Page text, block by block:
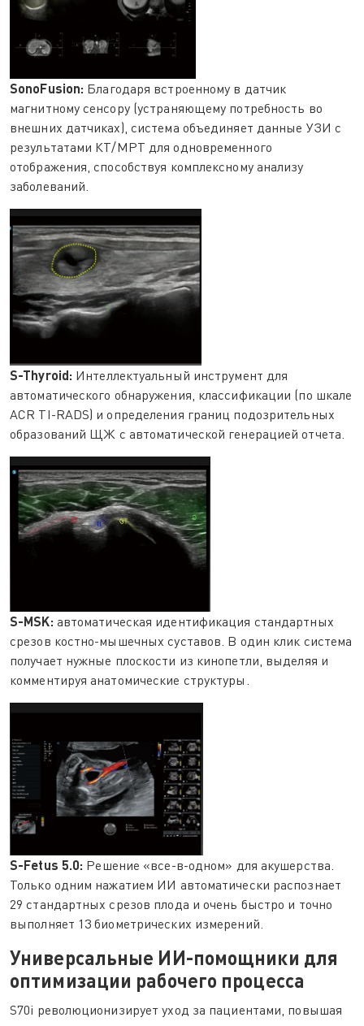
SonoFusion: Благодаря встроенному в датчик
магнитному сенсору (устраняющему потребность во
внешних датчиках), система объединяет данные УЗИ с
результатами КТ/МРТ для одновременного
отображения, способствуя комплексному анализу
заболеваний.
S-Thyroid: Интеллектуальный инструмент для
автоматического обнаружения, классификации (по шкале
ACR TI-RADS) и определения границ подозрительных
образований ЩЖ с автоматической генерацией отчета.
S-MSK: автоматическая идентификация стандартных
срезов костно-мышечных суставов. В один клик система
получает нужные плоскости из кинопетли, выделяя и
комментируя анатомические структуры.
S-Fetus 5.0: Решение «все-в-одном» для акушерства.
Только одним нажатием ИИ автоматически распознает
29 стандартных срезов плода и очень быстро и точно
выполняет 13 биометрических измерений.
Универсальные ИИ-помощники для
оптимизации рабочего процесса
S70i революционизирует уход за пациентами, повышая